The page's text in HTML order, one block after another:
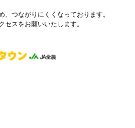
つながりにくくなっております。
セスをお願いいたします。